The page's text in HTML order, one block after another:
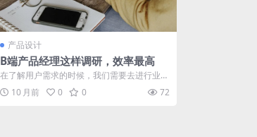
产品设计
B端产品经理这样调研，效率最高
在了解用户需求的时候，我们需要去进行业务
调研。那么B端产品经理该如何进行调研，
提...10 月前 0 0 72